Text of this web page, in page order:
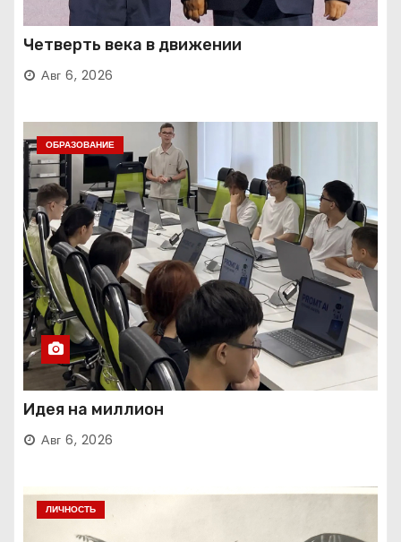
Четверть века в движении
Авг 6, 2026
ОБРАЗОВАНИЕ
Идея на миллион
Авг 6, 2026
ЛИЧНОСТЬ